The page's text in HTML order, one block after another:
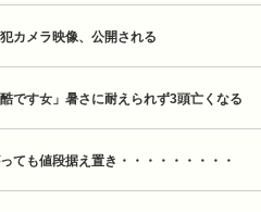
カメラ映像、公開される
です女」暑さに耐えられず3頭亡くなる
ても値段据え置き・・・・・・・・・